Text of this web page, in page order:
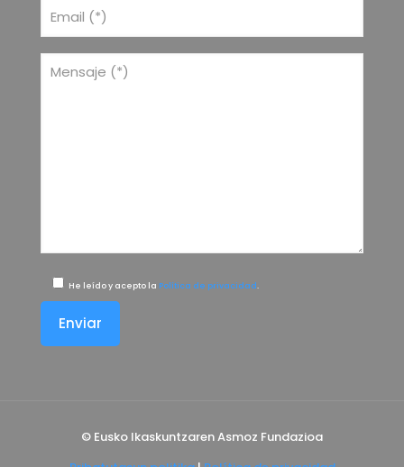
He leído y acepto la Política de privacidad.
© Eusko Ikaskuntzaren Asmoz Fundazioa